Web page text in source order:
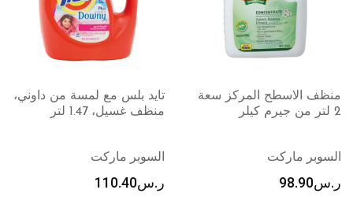
تايد بلس مع لمسة من داوني،
منظف غسيل، 1.47 لتر
السوبر ماركت
ر.س110.40
كومفرت ناتشورالز منعم
الخيرزان الغنية 1.4 لتر
ر.س36.80